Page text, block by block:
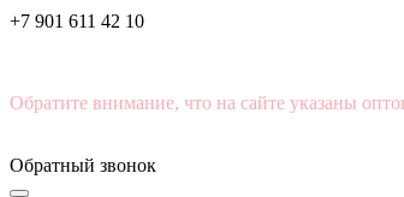
+7 901 611 42 10
Обратите внимание, что на сайте указаны
Обратный звонок